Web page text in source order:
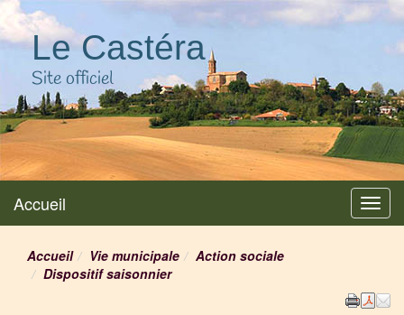
Le Castéra
Site officiel
Menu
Accueil
Accueil Vie municipale
Action sociale
Dispositif saisonnier